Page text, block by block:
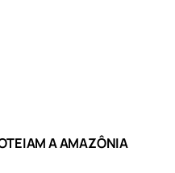
A AMAZÔNIA